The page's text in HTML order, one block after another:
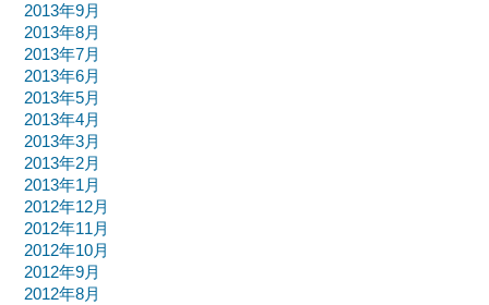
2013年9月
2013年8月
2013年7月
2013年6月
2013年5月
2013年4月
2013年3月
2013年2月
2013年1月
2012年12月
2012年11月
2012年10月
2012年9月
2012年8月